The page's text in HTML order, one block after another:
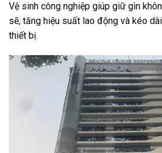
Vệ sinh công nghiệp giúp giữ gìn
sẽ, tăng hiệu suất lao động và kéo
thiết bị.